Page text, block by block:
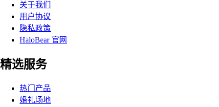
关于我们
用户协议
隐私政策
HaloBear 官网
精选服务
热门产品
婚礼场地